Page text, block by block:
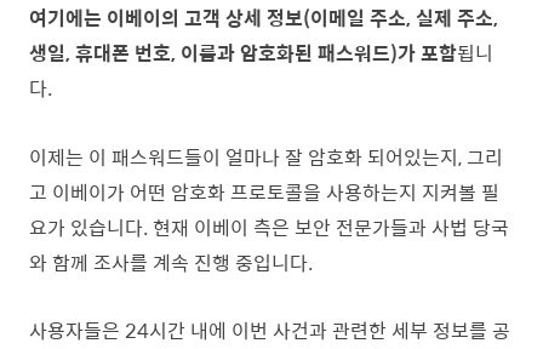
여기에는 이베이의 고객 상세 정보(이메일 주소, 실제 주소,
생일, 휴대폰 번호, 이름과 암호화된 패스워드)가 포함됩니
다.
이제는 이 패스워드들이 얼마나 잘 암호화 되어있는지, 그리
고 이베이가 어떤 암호화 프로토콜을 사용하는지 지켜볼 필
요가 있습니다.현재 이베이 측은 보안 전문가들과 사법 당국
와 함께 조사를 계속 진행 중입니다.
사용자들은 24시간 내에 이번 사건과 관련한 세부 정보를 공